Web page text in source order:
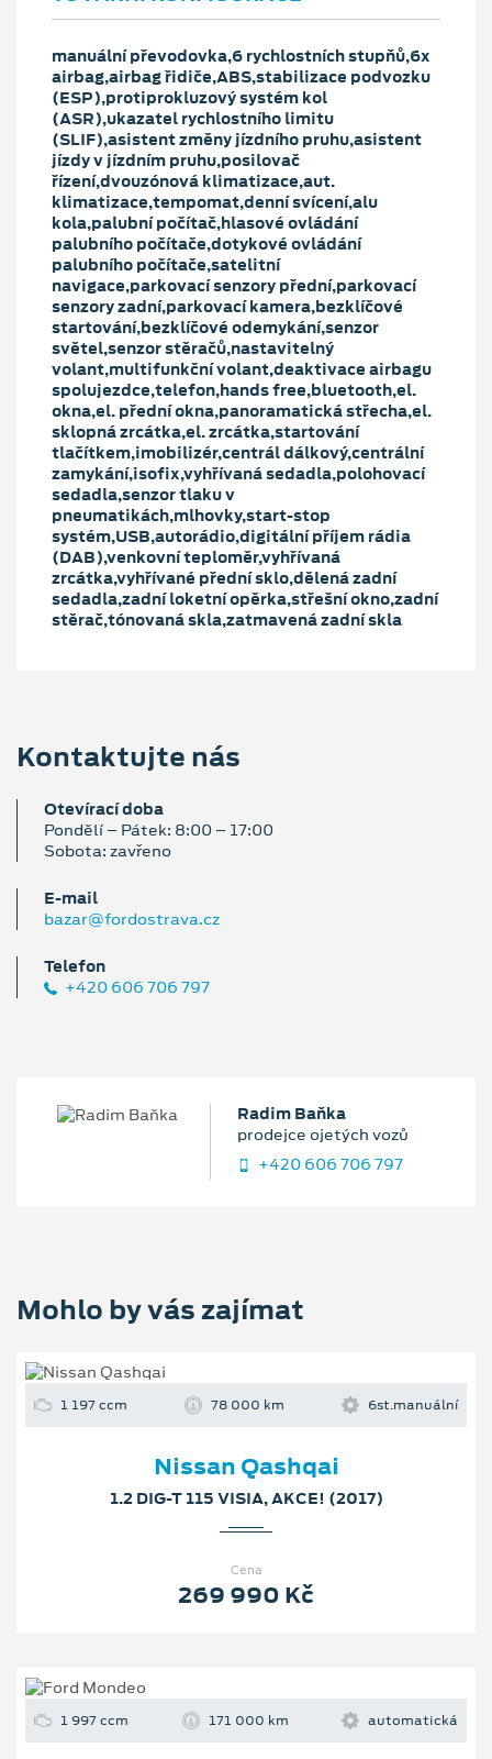
manuální převodovka,6 rychlostních stupňů,6x
airbag,airbag řidiče,ABS,stabilizace podvozku
(ESP),protiprokluzový systém kol
(ASR),ukazatel rychlostního limitu
(SLIF),asistent změny jízdního pruhu,asistent
jízdy v jízdním pruhu,posilovač
řízení,dvouzónová klimatizace,aut.
klimatizace,tempomat,denní svícení,alu
kola,palubní počítač,hlasové ovládání
palubního počítače,dotykové ovládání
palubního počítače,satelitní
navigace,parkovací senzory přední,parkovací
senzory zadní,parkovací kamera,bezklíčové
startování,bezklíčové odemykání,senzor
světel,senzor stěračů,nastavitelný
volant,multifunkční volant,deaktivace airbagu
spolujezdce,telefon,hands free,bluetooth,el.
okna,el. přední okna,panoramatická střecha,el.
sklopná zrcátka,el. zrcátka,startování
tlačítkem,imobilizér,centrál dálkový,centrální
zamykání,isofix,vyhřívaná sedadla,polohovací
sedadla,senzor tlaku v
pneumatikách,mlhovky,start-stop
systém,USB,autorádio,digitální příjem rádia
(DAB),venkovní teploměr,vyhřívaná
zrcátka,vyhřívané přední sklo,dělená zadní
sedadla,zadní loketní opěrka,střešní okno,zadní
stěrač,tónovaná skla,zatmavená zadní skla
Kontaktujte nás
Otevírací doba
Pondělí – Pátek: 8:00 – 17:00
Sobota: zavřeno
E‑mail
bazar@fordostrava.cz
Telefon
+420 606 706 797
Radim Baňka
prodejce ojetých vozů
+420 606 706 797
Mohlo by vás zajímat
1 197 ccm 78 000 km 6st.manuální
Nissan Qashqai
1.2 DIG-T 115 VISIA, AKCE! (2017)
Cena
269 990 Kč
1 997 ccm 171 000 km automatická